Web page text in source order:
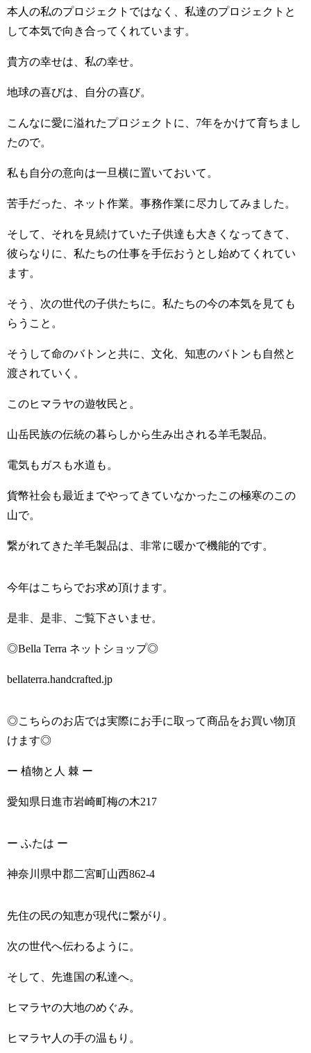
本人の私のプロジェクトではなく、私達のプロジェクトと
して本気で向き合ってくれています。
貴方の幸せは、私の幸せ。
地球の喜びは、自分の喜び。
こんなに愛に溢れたプロジェクトに、7年をかけて育ちまし
たので。
私も自分の意向は一旦横に置いておいて。
苦手だった、ネット作業。事務作業に尽力してみました。
そして、それを見続けていた子供達も大きくなってきて、
彼らなりに、私たちの仕事を手伝おうとし始めてくれてい
ます。
そう、次の世代の子供たちに。私たちの今の本気を見ても
らうこと。
そうして命のバトンと共に、文化、知恵のバトンも自然と
渡されていく。
このヒマラヤの遊牧民と。
山岳民族の伝統の暮らしから生み出される羊毛製品。
電気もガスも水道も。
貨幣社会も最近までやってきていなかったこの極寒のこの
山で。
繋がれてきた羊毛製品は、非常に暖かで機能的です。
今年はこちらでお求め頂けます。
是非、是非、ご覧下さいませ。
◎Bella Terra ネットショップ◎
bellaterra.handcrafted.jp
◎こちらのお店では実際にお手に取って商品をお買い物頂
けます◎
ー 植物と人 棘 ー
愛知県日進市岩崎町梅の木217
ー ふたは ー
神奈川県中郡二宮町山西862-4
先住の民の知恵が現代に繋がり。
次の世代へ伝わるように。
そして、先進国の私達へ。
ヒマラヤの大地のめぐみ。
ヒマラヤ人の手の温もり。